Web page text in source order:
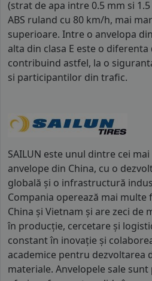
(strat de apa intre 0.5 mm si
ABS ruland cu 80 km/h, mai
superioare. Intre o anvelopa
alta din clasa E este o
contribuind astfel, la o
si participantilor din trafic.
SAILUN este unul dintre cei
anvelope din China, cu o
globală și o infrastructură
Compania operează mai
China și Vietnam și are zeci de
în producție, cercetare și
constant în inovație și
academice pentru dezvoltarea
materiale. Anvelopele sale